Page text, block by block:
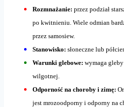
Rozmnażanie: przez podział
po kwitnieniu. Wiele odmian
przez samosiew.
Stanowisko: słoneczne lub
Warunki glebowe: wymaga
wilgotnej.
Odporność na choroby i zimę:
jest mrozoodporny i odporny na